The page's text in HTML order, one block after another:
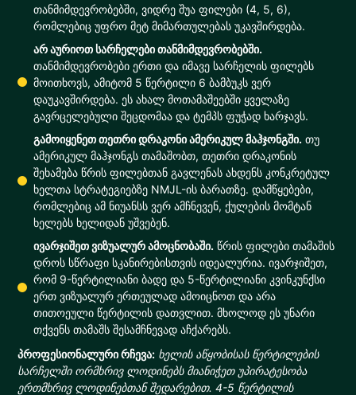
თანმიმდევრობებში, ვიდრე შუა ფილები (4, 5, 6),
რომლებიც უფრო მეტ მიმართულებას უკავშირდება.
არ აურიოთ სარჩელები თანმიმდევრობებში.
თანმიმდევრობები ერთი და იმავე სარჩელის ფილებს
მოითხოვს, ამიტომ 5 წერტილი 6 ბამბუკს ვერ
დაუკავშირდება. ეს ახალ მოთამაშეებში ყველაზე
გავრცელებული შეცდომაა და ტემპს ფუჭად ხარჯავს.
გამოიყენეთ თეთრი დრაკონი ამერიკულ მაჰჯონგში. თუ
ამერიკულ მაჰჯონგს თამაშობთ, თეთრი დრაკონის
შეხამება წრის ფილებთან გავლენას ახდენს კონკრეტულ
ხელთა სტრატეგიებზე NMJL-ის ბარათზე. დამწყებები,
რომლებიც ამ ნიუანსს ვერ ამჩნევენ, ქულების მომტან
ხელებს ხელიდან უშვებენ.
ივარჯიშეთ ვიზუალურ ამოცნობაში. წრის ფილები თამაშის
დროს სწრაფი სკანირებისთვის იდეალურია. ივარჯიშეთ,
რომ 9-წერტილიანი ბადე და 5-წერტილიანი კვინკუნქსი
ერთ ვიზუალურ ერთეულად ამოიცნოთ და არა
თითოეული წერტილის დათვლით. მხოლოდ ეს უნარი
თქვენს თამაშს შესამჩნევად აჩქარებს.
პროფესიონალური რჩევა: ხელის აწყობისას წერტილების
სარჩელში ორმხრივ ლოდინებს მიანიჭეთ უპირატესობა
ერთმხრივ ლოდინებთან შედარებით. 4-5 წერტილის